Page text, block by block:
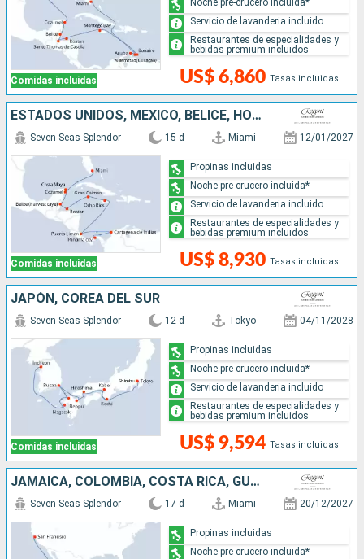
Comidas incluidas US$ 6,860 Tasas incluidas
Noche pre-crucero incluida*
Servicio de lavanderia incluido
Restaurantes de especialidades y
bebidas premium incluidos
ESTADOS UNIDOS, MÉXICO, BELICE, HONDURAS, ISLAS CAIMÁN, JAMAICA, COSTA RICA, COLOMBIA, PANAMÁ
Comidas incluidas
Seven Seas Splendor 15 d Miami 12/01/2027
US$ 8,930 Tasas incluidas
Propinas incluidas
Noche pre-crucero incluida*
Servicio de lavanderia incluido
Restaurantes de especialidades y
bebidas premium incluidos
JAPÓN, COREA DEL SUR
Comidas incluidas
Seven Seas Splendor 12 d Tokyo 04/11/2028
US$ 9,594 Tasas incluidas
Propinas incluidas
Noche pre-crucero incluida*
Servicio de lavanderia incluido
Restaurantes de especialidades y
bebidas premium incluidos
JAMAICA, COLOMBIA, COSTA RICA, GUATEMALA, MÉXICO, ESTADOS UNIDOS
Seven Seas Splendor 17 d Miami 20/12/2027
Propinas incluidas
Noche pre-crucero incluida*